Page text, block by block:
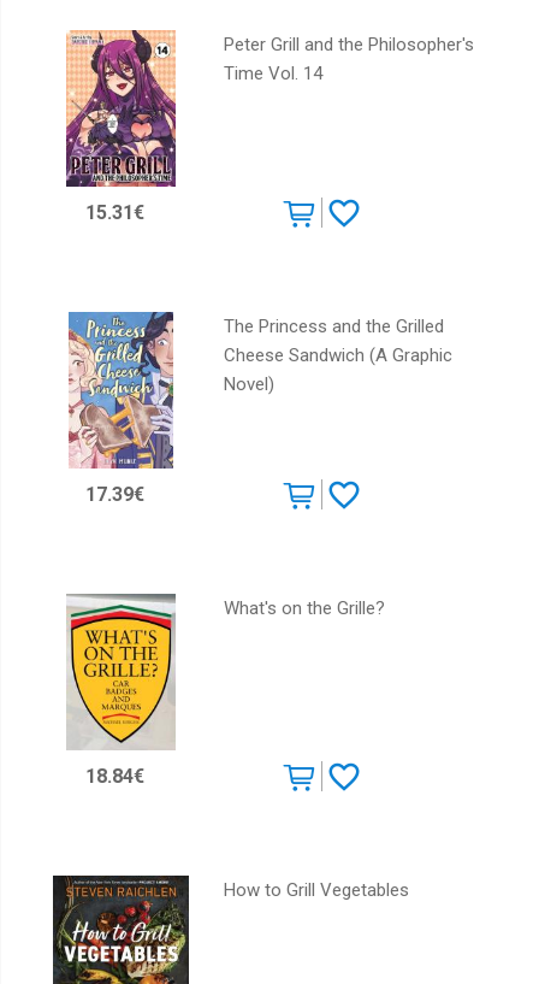
Peter Grill and the Philosopher's
Time Vol. 14
15.31€
The Princess and the Grilled
Cheese Sandwich (A Graphic
Novel)
17.39€
What's on the Grille?
18.84€
How to Grill Vegetables